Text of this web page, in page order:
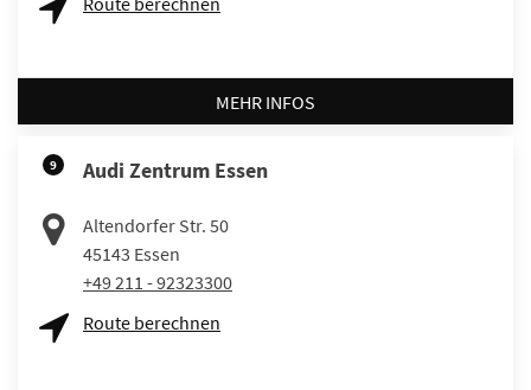
MEHR INFOS
9 Audi Zentrum Essen
Altendorfer Str. 50
45143 Essen
+49 211 - 92323300
Route berechnen